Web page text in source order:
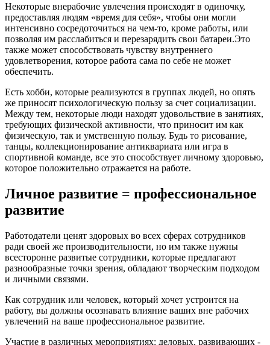
Некоторые внерабочие увлечения происходят в одиночку,
предоставляя людям «время для себя», чтобы они могли
интенсивно сосредоточиться на чем-то, кроме работы, или
позволяя им расслабиться и перезарядить свои батареи.Это
также может способствовать чувству внутреннего
удовлетворения, которое работа сама по себе не может
обеспечить.
Есть хобби, которые реализуются в группах людей, но опять
же приносят психологическую пользу за счет социализации.
Между тем, некоторые люди находят удовольствие в занятиях,
требующих физической активности, что приносит им как
физическую, так и умственную пользу. Будь то рисование,
танцы, коллекционирование антиквариата или игра в
спортивной команде, все это способствует личному здоровью,
которое положительно отражается на работе.
Личное развитие = профессиональное
развитие
Работодатели ценят здоровых во всех сферах сотрудников
ради своей же производительности, но им также нужны
всесторонне развитые сотрудники, которые предлагают
разнообразные точки зрения, обладают творческим подходом
и личными связями.
Как сотрудник или человек, который хочет устроится на
работу, вы должны осознавать влияние ваших вне рабочих
увлечений на ваше профессиональное развитие.
Участие в различных мероприятиях: деловых, развивающих -